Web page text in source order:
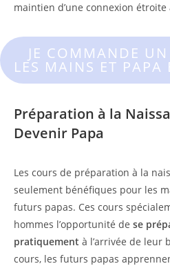
maintien d’une connexion étroite
JE COMMANDE
LES MAINS ET PAPA
Préparation à la
Devenir Papa
Les cours de préparation à la
seulement bénéfiques pour les
futurs papas. Ces cours
hommes l’opportunité de se
pratiquement à l’arrivée de leur
cours, les futurs papas